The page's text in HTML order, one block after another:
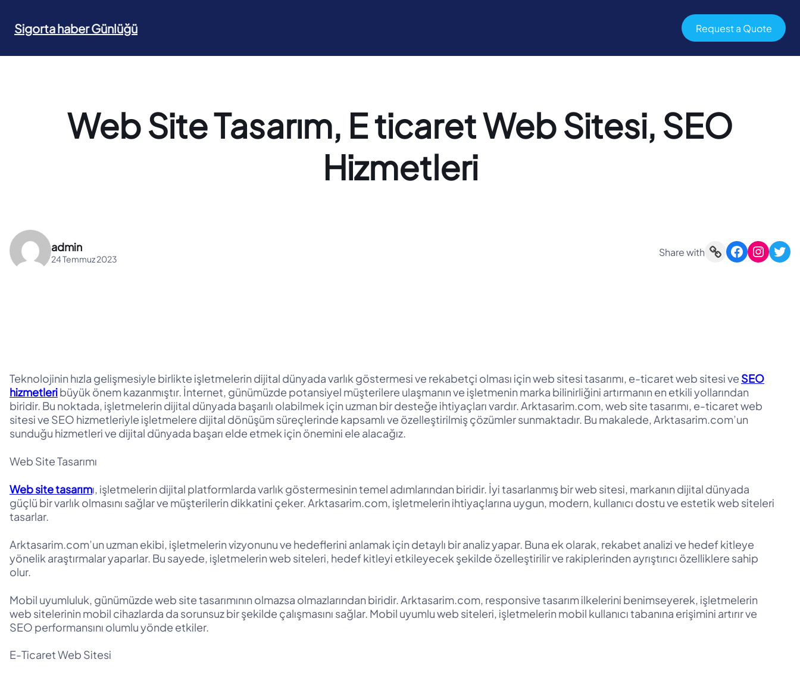
Sigorta haber Günlüğü Request a Quote
Web Site Tasarım, E ticaret Web Sitesi, SEO
Hizmetleri
admin
24 Temmuz 2023
Share with Link Facebook Instagram Twitter
Teknolojinin hızla gelişmesiyle birlikte işletmelerin dijital dünyada varlık göstermesi ve rekabetçi olması için web sitesi tasarımı, e-ticaret web sitesi ve SEO
hizmetleribüyük önem kazanmıştır. İnternet, günümüzde potansiyel müşterilere ulaşmanın ve işletmenin marka bilinirliğini artırmanın en etkili yollarından
biridir. Bu noktada, işletmelerin dijital dünyada başarılı olabilmek için uzman bir desteğe ihtiyaçları vardır. Arktasarim.com, web site tasarımı, e-ticaret web
sitesi ve SEO hizmetleriyle işletmelere dijital dönüşüm süreçlerinde kapsamlı ve özelleştirilmiş çözümler sunmaktadır. Bu makalede, Arktasarim.com’un
sunduğu hizmetleri ve dijital dünyada başarı elde etmek için önemini ele alacağız.
Web Site Tasarımı
Web site tasarımı, işletmelerin dijital platformlarda varlık göstermesinin temel adımlarından biridir. İyi tasarlanmış bir web sitesi, markanın dijital dünyada
güçlü bir varlık olmasını sağlar ve müşterilerin dikkatini çeker. Arktasarim.com, işletmelerin ihtiyaçlarına uygun, modern, kullanıcı dostu ve estetik web siteleri
tasarlar.
Arktasarim.com’un uzman ekibi, işletmelerin vizyonunu ve hedeflerini anlamak için detaylı bir analiz yapar. Buna ek olarak, rekabet analizi ve hedef kitleye
yönelik araştırmalar yaparlar. Bu sayede, işletmelerin web siteleri, hedef kitleyi etkileyecek şekilde özelleştirilir ve rakiplerinden ayrıştırıcı özelliklere sahip
olur.
Mobil uyumluluk, günümüzde web site tasarımının olmazsa olmazlarından biridir. Arktasarim.com, responsive tasarım ilkelerini benimseyerek, işletmelerin
web sitelerinin mobil cihazlarda da sorunsuz bir şekilde çalışmasını sağlar. Mobil uyumlu web siteleri, işletmelerin mobil kullanıcı tabanına erişimini artırır ve
SEO performansını olumlu yönde etkiler.
E-Ticaret Web Sitesi